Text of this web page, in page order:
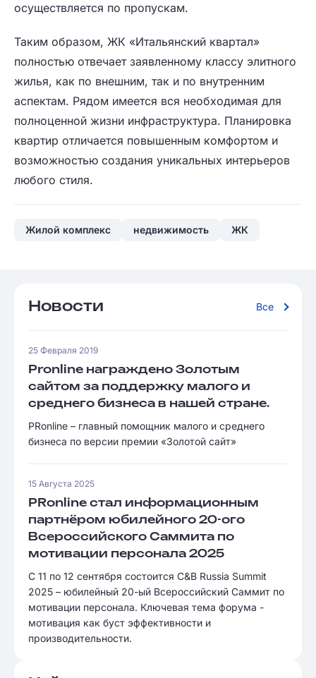
осуществляется по пропускам.
Таким образом, ЖК «Итальянский квартал»
полностью отвечает заявленному классу элитного
жилья, как по внешним, так и по внутренним
аспектам. Рядом имеется вся необходимая для
полноценной жизни инфраструктура. Планировка
квартир отличается повышенным комфортом и
возможностью создания уникальных интерьеров
любого стиля.
Жилой комплекс недвижимость ЖК
Новости Все
25 Февраля 2019
Pronline награждено Золотым
сайтом за поддержку малого и
среднего бизнеса в нашей стране.
PRonline – главный помощник малого и среднего
бизнеса по версии премии «Золотой сайт»
15 Августа 2025
PRonline стал информационным
партнёром юбилейного 20-ого
Всероссийского Саммита по
мотивации персонала 2025
С 11 по 12 сентября состоится C&B Russia Summit
2025 – юбилейный 20-ый Всероссийский Саммит по
мотивации персонала. Ключевая тема форума -
мотивация как буст эффективности и
производительности.